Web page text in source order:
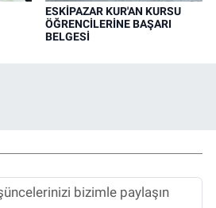
ESKİPAZAR KUR'AN KURSU
ÖĞRENCİLERİNE BAŞARI
BELGESİ